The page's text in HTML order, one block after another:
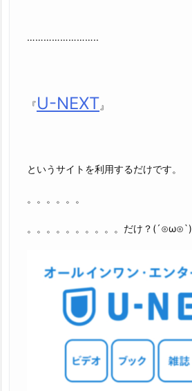
……………………..
『U-NEXT』
というサイトを利用するだけです。
。。。。。。
。。。。。。。。。。だけ？(´⊙ω⊙`)